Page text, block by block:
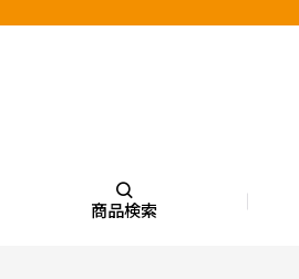
商品検索